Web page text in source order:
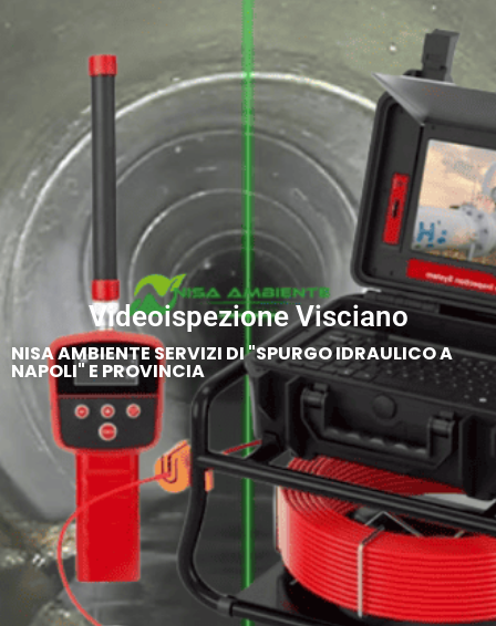
Videoispezione Visciano
NISA AMBIENTE SERVIZI DI "SPURGO IDRAULICO A
NAPOLI" E PROVINCIA